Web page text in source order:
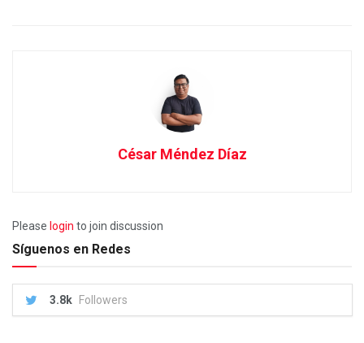
César Méndez Díaz
Please login to join discussion
Síguenos en Redes
3.8k Followers